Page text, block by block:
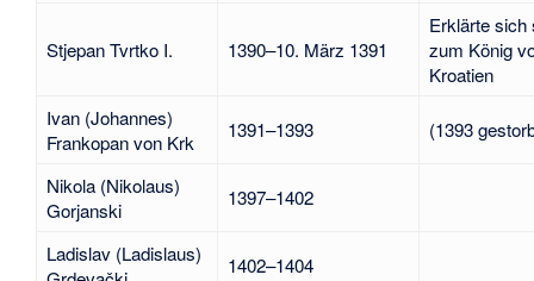
Stjepan Tvrtko I. 1390–10. März 1391
Erklärte sich
zum König
Kroatien
Ivan (Johannes)
Frankopanvon Krk
1391–1393 (1393
Nikola (Nikolaus)
Gorjanski
1397–1402
Ladislav (Ladislaus)
1402–1404